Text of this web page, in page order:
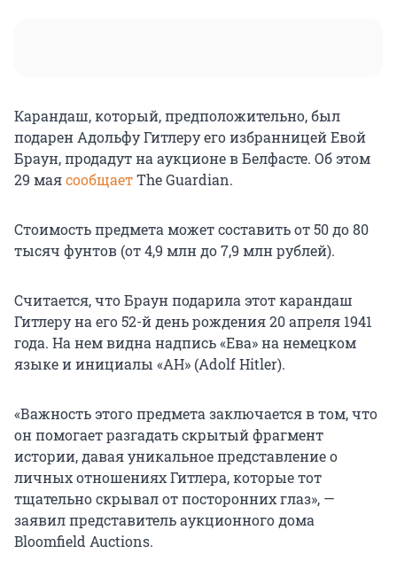
Карандаш, который, предположительно, был
подарен Адольфу Гитлеру его избранницей Евой
Браун, продадут на аукционе в Белфасте. Об этом
29 маясообщаетThe Guardian.
Стоимость предмета может составить от 50 до 80
тысяч фунтов (от 4,9 млн до 7,9 млн рублей).
Считается, что Браун подарила этот карандаш
Гитлеру на его 52-й день рождения 20 апреля 1941
года. На нем видна надпись «Ева» на немецком
языке и инициалы «АН» (Adolf Hitler).
«Важность этого предмета заключается в том, что
он помогает разгадать скрытый фрагмент
истории, давая уникальное представление о
личных отношениях Гитлера, которые тот
тщательно скрывал от посторонних глаз», —
заявил представитель аукционного дома
Bloomfield Auctions.